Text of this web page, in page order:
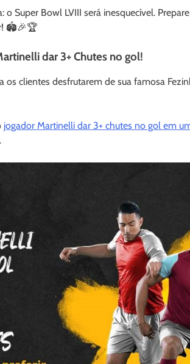
Super Bowl LVIII será inesquecível.
🏟️🎉🏆
dar 3+ Chutes no gol!
os clientes desfrutarem de sua famosa
jogador Martinelli dar 3+ chutes no gol em